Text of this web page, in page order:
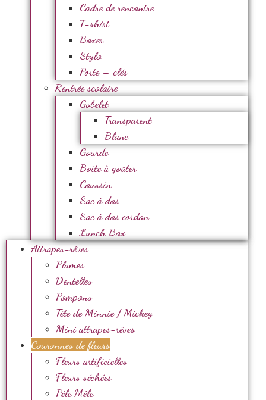
Cadre de rencontre
T-shirt
Boxer
Stylo
Porte – clés
Rentrée scolaire
Gobelet
Transparent
Blanc
Gourde
Boite à goûter
Coussin
Sac à dos
Sac à dos cordon
Lunch Box
Attrapes-rêves
Plumes
Dentelles
Pompons
Tête de Minnie / Mickey
Mini attrapes-rêves
Couronnes de fleurs
Fleurs artificielles
Fleurs séchées
Pèle Mêle